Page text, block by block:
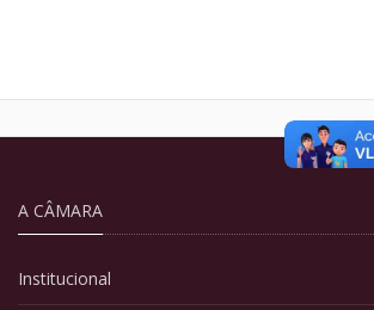
A CÂMARA
Institucional